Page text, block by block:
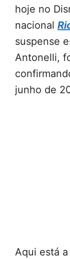
hoje no
nacional
suspense
Antonelli,
junho de
Aqui está